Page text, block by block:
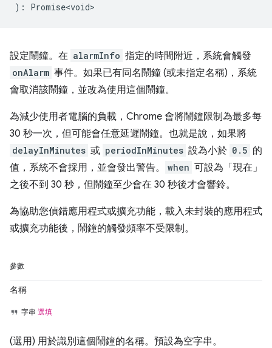
) : Promise<void>
設定鬧鐘。在 alarmInfo 指定的時間附近，系統會觸發
onAlarm 事件。如果已有同名鬧鐘 (或未指定名稱)，系統
會取消該鬧鐘，並改為使用這個鬧鐘。
為減少使用者電腦的負載，Chrome 會將鬧鐘限制為最多每
30 秒一次，但可能會任意延遲鬧鐘。也就是說，如果將
delayInMinutes 或 periodInMinutes 設為小於 0.5 的
值，系統不會採用，並會發出警告。
when 可設為「現在」
之後不到 30 秒，但鬧鐘至少會在 30 秒後才會響鈴。
為協助您偵錯應用程式或擴充功能，載入未封裝的應用程式
或擴充功能後，鬧鐘的觸發頻率不受限制。
參數
名稱
字串 選填
(選用) 用於識別這個鬧鐘的名稱。預設為空字串。